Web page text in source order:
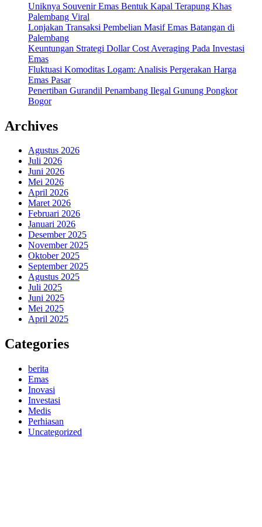
Uniknya Souvenir Emas Bentuk Kapal Terapung Khas
Palembang Viral
Lonjakan Transaksi Pembelian Masif Emas Batangan di
Palembang
Keuntungan Strategi Dollar Cost Averaging Pada Investasi
Emas
Fluktuasi Komoditas Logam: Analisis Pergerakan Harga
Emas Pasar
Penertiban Gurandil Penambang Ilegal Gunung Pongkor
Bogor
Archives
Agustus 2026
Juli 2026
Juni 2026
Mei 2026
April 2026
Maret 2026
Februari 2026
Januari 2026
Desember 2025
November 2025
Oktober 2025
September 2025
Agustus 2025
Juli 2025
Juni 2025
Mei 2025
April 2025
Categories
berita
Emas
Inovasi
Investasi
Medis
Perhiasan
Uncategorized